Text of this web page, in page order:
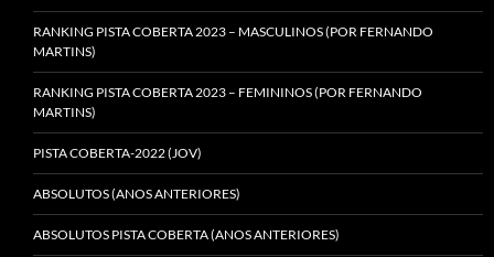
RANKING PISTA COBERTA 2023 – MASCULINOS (POR FERNANDO
MARTINS)
RANKING PISTA COBERTA 2023 – FEMININOS (POR FERNANDO
MARTINS)
PISTA COBERTA-2022 (JOV)
ABSOLUTOS (ANOS ANTERIORES)
ABSOLUTOS PISTA COBERTA (ANOS ANTERIORES)